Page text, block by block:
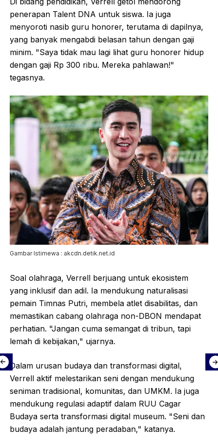
penerapan Talent DNA untuk siswa. Ia juga
menyoroti nasib guru honorer, terutama di dapilnya,
yang banyak mengabdi belasan tahun dengan gaji
minim. "Saya tidak mau lagi lihat guru honorer hidup
dengan gaji Rp 300 ribu. Mereka pahlawan!"
tegasnya.
Gambar Istimewa : akcdn.detik.net.id
Soal olahraga, Verrell berjuang untuk ekosistem
yang inklusif dan adil. Ia mendukung naturalisasi
pemain Timnas Putri, membela atlet disabilitas, dan
memastikan cabang olahraga non-DBON mendapat
perhatian. "Jangan cuma semangat di tribun, tapi
lemah di kebijakan," ujarnya.
Dalam urusan budaya dan transformasi digital,
Verrell aktif melestarikan seni dengan mendukung
seniman tradisional, komunitas, dan UMKM. Ia juga
mendukung regulasi adaptif dalam RUU Cagar
Budaya serta transformasi digital museum. "Seni dan
budaya adalah jantung peradaban," katanya.